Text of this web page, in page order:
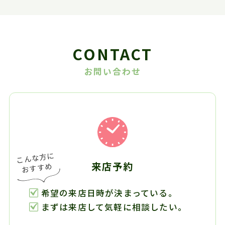
CONTACT
お問い合わせ
来店予約
希望の来店日時が決まっている。
まずは来店して気軽に相談したい。